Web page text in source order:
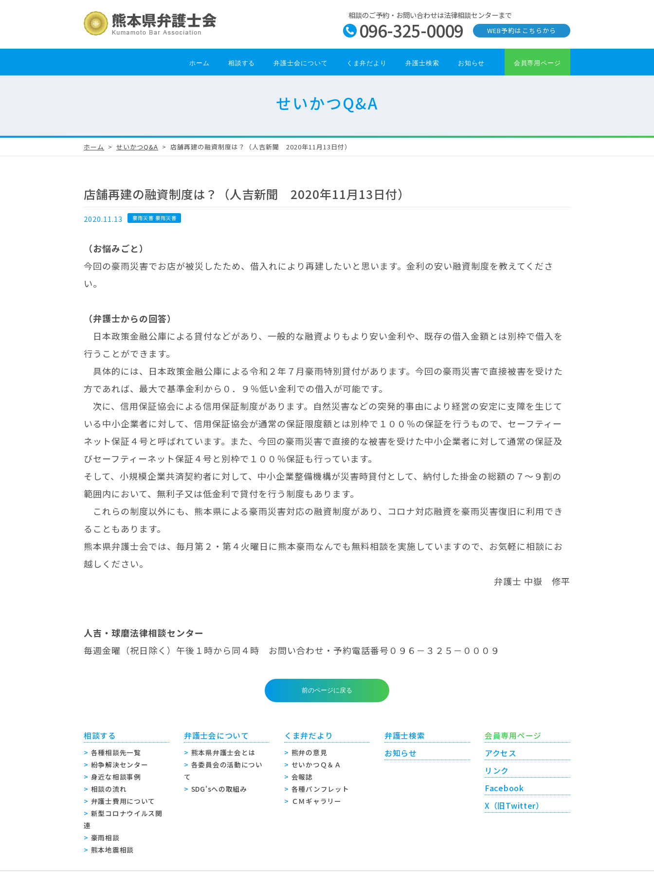
相談のご予約・お問い合わせは法律相談センターまで
WEB予約はこちらから
096-325-0009
ホーム 相談する 弁護士会について くま弁だより 弁護士検索 お知らせ 会員専用ページ
せいかつQ&A
ホーム せいかつQ&A 店舗再建の融資制度は？（人吉新聞 2020年11月13日付）
店舗再建の融資制度は？（人吉新聞 2020年11月13日付）
2020.11.13 豪雨災害 豪雨災害
（お悩みごと）
今回の豪雨災害でお店が被災したため、借入れにより再建したいと思います。金利の安い融資制度を教えてくださ
い。
（弁護士からの回答）
日本政策金融公庫による貸付などがあり、一般的な融資よりもより安い金利や、既存の借入金額とは別枠で借入を
行うことができます。
具体的には、日本政策金融公庫による令和２年７月豪雨特別貸付があります。今回の豪雨災害で直接被害を受けた
方であれば、最大で基準金利から０．９％低い金利での借入が可能です。
次に、信用保証協会による信用保証制度があります。自然災害などの突発的事由により経営の安定に支障を生じて
いる中小企業者に対して、信用保証協会が通常の保証限度額とは別枠で１００％の保証を行うもので、セーフティー
ネット保証４号と呼ばれています。また、今回の豪雨災害で直接的な被害を受けた中小企業者に対して通常の保証及
びセーフティーネット保証４号と別枠で１００％保証も行っています。
そして、小規模企業共済契約者に対して、中小企業整備機構が災害時貸付として、納付した掛金の総額の７～９割の
範囲内において、無利子又は低金利で貸付を行う制度もあります。
これらの制度以外にも、熊本県による豪雨災害対応の融資制度があり、コロナ対応融資を豪雨災害復旧に利用でき
ることもあります。
熊本県弁護士会では、毎月第２・第４火曜日に熊本豪雨なんでも無料相談を実施していますので、お気軽に相談にお
越しください。
弁護士 中嶽 修平
人吉・球磨法律相談センター
毎週金曜（祝日除く）午後１時から同４時 お問い合わせ・予約電話番号０９６－３２５－０００９
相談する
各種相談先一覧
紛争解決センター
身近な相談事例
相談の流れ
弁護士費用について
新型コロナウイルス関
連
豪雨相談
熊本地震相談
弁護士会について
熊本県弁護士会とは
各委員会の活動につい
て
SDG'sへの取組み
くま弁だより
熊弁の意見
せいかつＱ＆Ａ
会報誌
各種パンフレット
ＣＭギャラリー
弁護士検索
お知らせ
会員専用ページ
アクセス
リンク
Facebook
X（旧Twitter）